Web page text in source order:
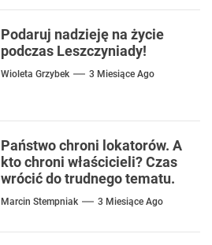
Podaruj nadzieję na życie
podczas Leszczyniady!
Wioleta Grzybek 3 Miesiące Ago
Państwo chroni lokatorów. A
kto chroni właścicieli? Czas
wrócić do trudnego tematu.
Marcin Stempniak 3 Miesiące Ago